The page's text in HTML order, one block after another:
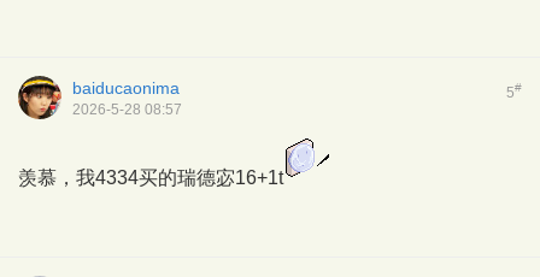
5#
baiducaonima
2026-5-28 08:57
羡慕，我4334买的瑞德宓16+1t